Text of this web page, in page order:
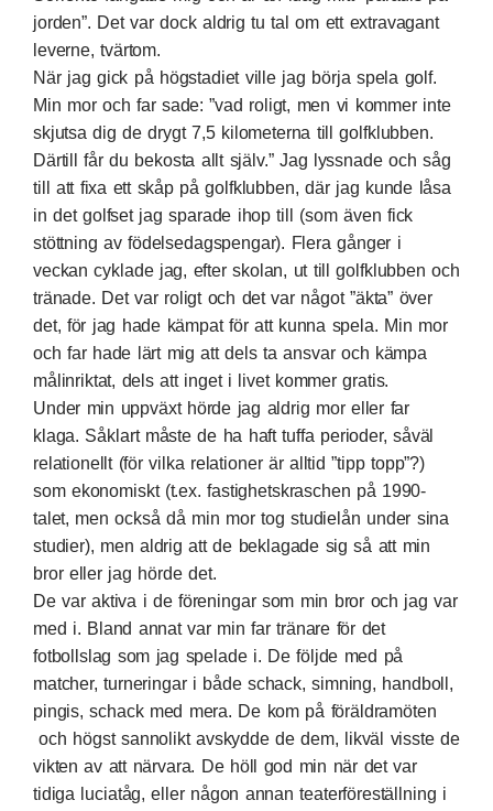
jorden”. Det var dock aldrig tu tal om ett extravagant
leverne, tvärtom.
När jag gick på högstadiet ville jag börja spela golf.
Min mor och far sade: ”vad roligt, men vi kommer inte
skjutsa dig de drygt 7,5 kilometerna till golfklubben.
Därtill får du bekosta allt själv.” Jag lyssnade och såg
till att fixa ett skåp på golfklubben, där jag kunde låsa
in det golfset jag sparade ihop till (som även fick
stöttning av födelsedagspengar). Flera gånger i
veckan cyklade jag, efter skolan, ut till golfklubben och
tränade. Det var roligt och det var något ”äkta” över
det, för jag hade kämpat för att kunna spela. Min mor
och far hade lärt mig att dels ta ansvar och kämpa
målinriktat, dels att inget i livet kommer gratis.
Under min uppväxt hörde jag aldrig mor eller far
klaga. Såklart måste de ha haft tuffa perioder, såväl
relationellt (för vilka relationer är alltid ”tipp topp”?)
som ekonomiskt (t.ex. fastighetskraschen på 1990-
talet, men också då min mor tog studielån under sina
studier), men aldrig att de beklagade sig så att min
bror eller jag hörde det.
De var aktiva i de föreningar som min bror och jag var
med i. Bland annat var min far tränare för det
fotbollslag som jag spelade i. De följde med på
matcher, turneringar i både schack, simning, handboll,
pingis, schack med mera. De kom på föräldramöten
och högst sannolikt avskydde de dem, likväl visste de
vikten av att närvara. De höll god min när det var
tidiga luciatåg, eller någon annan teaterföreställning i